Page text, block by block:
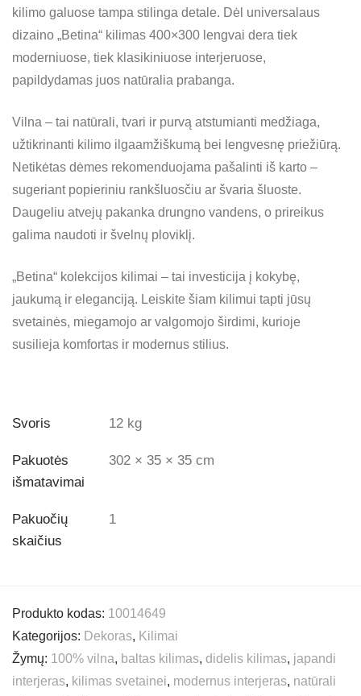
kilimo galuose tampa stilinga detale. Dėl universalaus
dizaino „Betina“ kilimas 400×300 lengvai dera tiek
moderniuose, tiek klasikiniuose interjeruose,
papildydamas juos natūralia prabanga.
Vilna – tai natūrali, tvari ir purvą atstumianti medžiaga,
užtikrinanti kilimo ilgaamžiškumą bei lengvesnę priežiūrą.
Netikėtas dėmes rekomenduojama pašalinti iš karto –
sugeriant popieriniu rankšluosčiu ar švaria šluoste.
Daugeliu atvejų pakanka drungno vandens, o prireikus
galima naudoti ir švelnų ploviklį.
„Betina“ kolekcijos kilimai – tai investicija į kokybę,
jaukumą ir eleganciją. Leiskite šiam kilimui tapti jūsų
svetainės, miegamojo ar valgomojo širdimi, kurioje
susilieja komfortas ir modernus stilius.
Svoris 12 kg
Pakuotės
išmatavimai
302 × 35 × 35 cm
Pakuočių
skaičius
1
Produkto kodas: 10014649
Kategorijos: Dekoras, Kilimai
Žymų: 100% vilna, baltas kilimas, didelis kilimas, japandi
interjeras, kilimas svetainei, modernus interjeras, natūrali